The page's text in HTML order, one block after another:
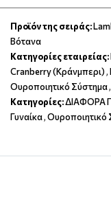
Προϊόν της σειράς:
Βότανα
Κατηγορίες εταιρείας:
Cranberry (Κράνμπερι),
Ουροποιητικό Σύστημα,
Κατηγορίες:ΔΙΑΦΟΡΑ
Γυναίκα,Ουροποιητικό